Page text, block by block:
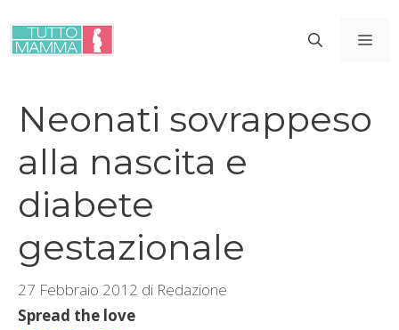
contenuto
Neonati sovrappeso
alla nascita e
diabete
gestazionale
27 Febbraio 2012 di Redazione
Spread the love